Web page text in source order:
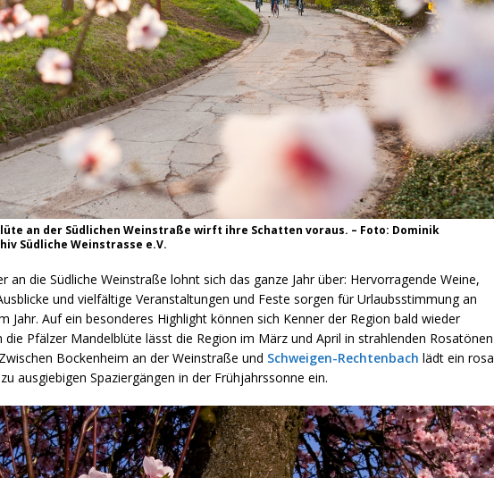
an der Südlichen Weinstraße wirft ihre Schatten voraus. – Foto: Dominik
Südliche Weinstrasse e.V.
an die Südliche Weinstraße lohnt sich das ganze Jahr über: Hervorragende Weine,
und vielfältige Veranstaltungen und Feste sorgen für Urlaubsstimmung an
Jahr. Auf ein besonderes Highlight können sich Kenner der Region bald wieder
die Pfälzer Mandelblüte lässt die Region im März und April in strahlenden Rosatönen
Bockenheim an der Weinstraße und Schweigen-Rechtenbach lädt ein rosa
ausgiebigen Spaziergängen in der Frühjahrssonne ein.